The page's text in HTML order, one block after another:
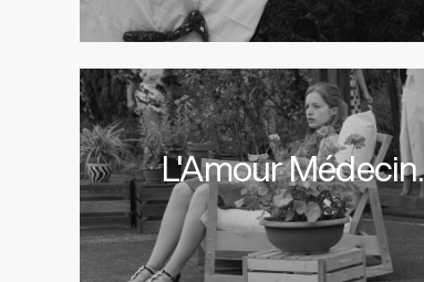
L'Amour Médecin.